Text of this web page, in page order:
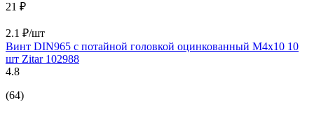
21 ₽
2.1 ₽/шт
Винт DIN965 с потайной головкой оцинкованный М4x10 10
шт Zitar 102988
4.8
(64)